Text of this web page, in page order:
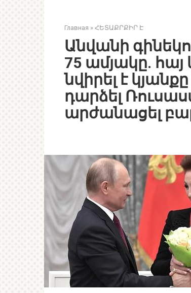
Главная » ՀԵՏԱՔՐՔԻՐ Է
Անվանի
75 ամյակը. հայ
նվիրել է
դարձել
արժանացել